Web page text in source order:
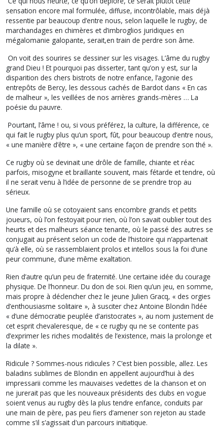
sensation encore mal formulée, diffuse, incontrôlable, mais déjà
ressentie par beaucoup d’entre nous, selon laquelle le rugby, de
marchandages en chimères et d’imbroglios juridiques en
mégalomanie galopante, serait,en train de perdre son âme.
On voit des sourires se dessiner sur les visages. L’âme du rugby
grand Dieu ! Et pourquoi pas disserter, tant qu’on y est, sur la
disparition des chers bistrots de notre enfance, l’agonie des
entrepôts de Bercy, les dessous cachés de Bardot dans « En cas
de malheur », les veillées de nos arrières grands-mères … La
poésie du pauvre.
Pourtant, l’âme ! ou, si vous préférez, la culture, la différence, ce
qui fait le rugby plus qu’un sport, fût, pour beaucoup d’entre nous,
« une manière d’être », « une certaine façon de prendre son thé ».
Ce rugby où se devinait une drôle de famille, chiante et réac
parfois, misogyne et braillante souvent, mais fétarde et tendre, où
il ne serait venu à l’idée de personne de se prendre trop au
sérieux.
Une famille où se cotoyaient sans encombre grands et petits
joueurs, où l’on festoyait pour rien, où l’on savait oublier tout des
heurts et des malheurs séance tenante, où le passé des autres se
conjugait au présent selon un code de l’histoire qui n’appartenait
qu’à elle, où se rassemblaient prolos et intellos sous la foi d’une
peur commune, d’une même exaltation.
Rien d’autre qu’un peu de fraternité. Une certaine idée du courage
physique. De l’honneur. Du don de soi. Rien qu’un jeu, en somme,
mais propre à déclencher chez le jeune Julien Gracq, « des orgies
d’enthousiasme solitaire », à susciter chez Antoine Blondin l’idée
« d’une démocratie peuplée d’aristocrates », au nom justement de
cet esprit chevaleresque, de « ce rugby qu ne se contente pas
d’exprimer les riches modalités de l’existence, mais la prolonge et
la dilate ».
Ridicule ? Sommes-nous ridicules ? C’est bien possible, allez. Les
baladins sublimes de Blondin en appellent aujourd’hui à des
impressarii comme les mauvaises vedettes de la chanson et on
ne jurerait pas que les nouveaux présidents des clubs en vogue
soient venus au rugby dès la plus tendre enfance, conduits par
une main de père, pas peu fiers d’amener son rejeton au stade
comme s’il s’agissait d'un parcours initiatique.